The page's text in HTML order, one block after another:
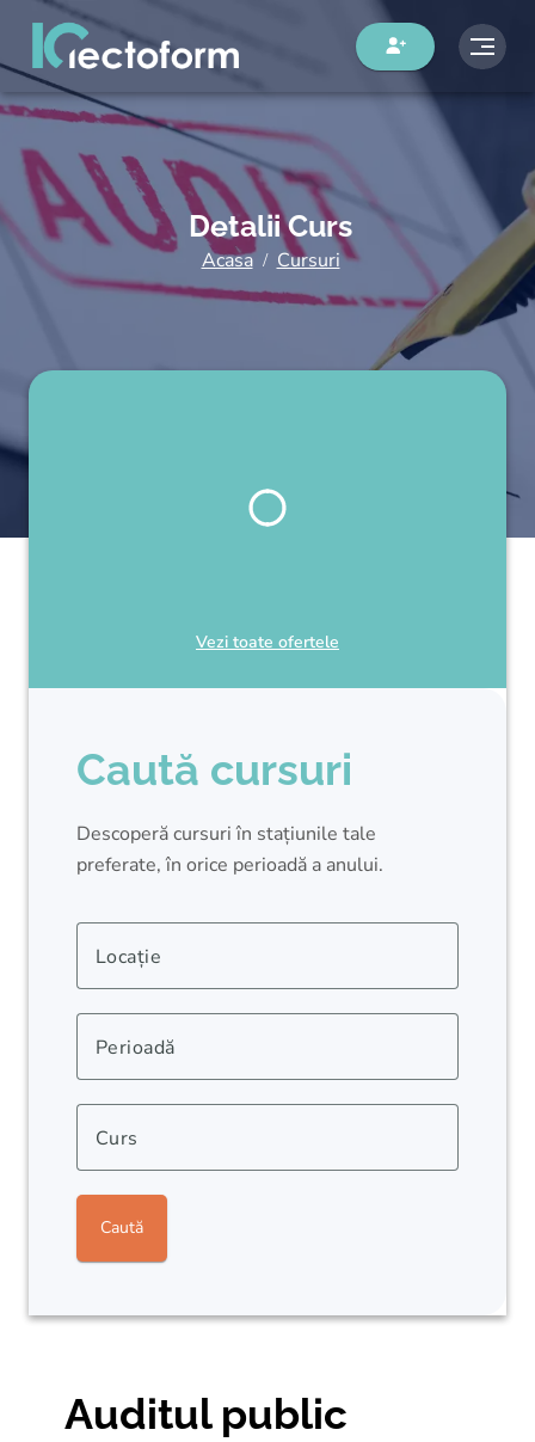
Detalii Curs
Acasa Cursuri
Vezi toate ofertele
Caută cursuri
Descoperă cursuri în stațiunile tale
preferate, în orice perioadă a anului.
Locație
Perioadă
Curs
Caută
Auditul public